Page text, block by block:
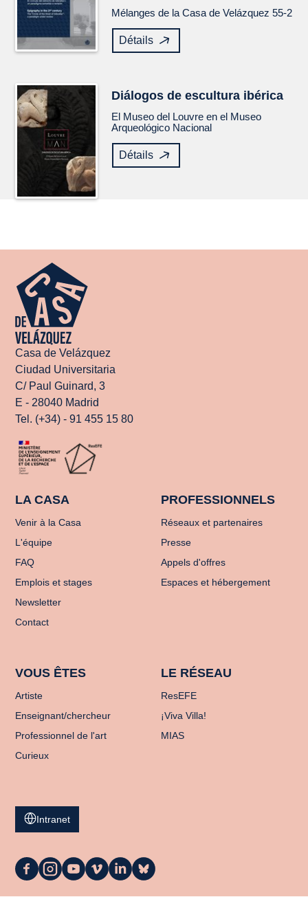
Mélanges de la Casa de Velázquez 55-2
Détails
Diálogos de escultura ibérica
El Museo del Louvre en el Museo
Arqueológico Nacional
Détails
Casa de Velázquez
Ciudad Universitaria
C/ Paul Guinard, 3
E - 28040 Madrid
Tel. (+34) - 91 455 15 80
LA CASA
Venir à la Casa
L'équipe
FAQ
Emplois et stages
Newsletter
Contact
PROFESSIONNELS
Réseaux et partenaires
Presse
Appels d'offres
Espaces et hébergement
VOUS ÊTES
Artiste
Enseignant/chercheur
Professionnel de l'art
Curieux
LE RÉSEAU
ResEFE
¡Viva Villa!
MIAS
Intranet
La
La
La
La
La
La